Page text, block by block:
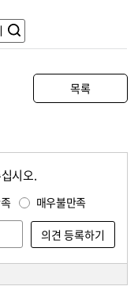
목록
시오.
매우불만족